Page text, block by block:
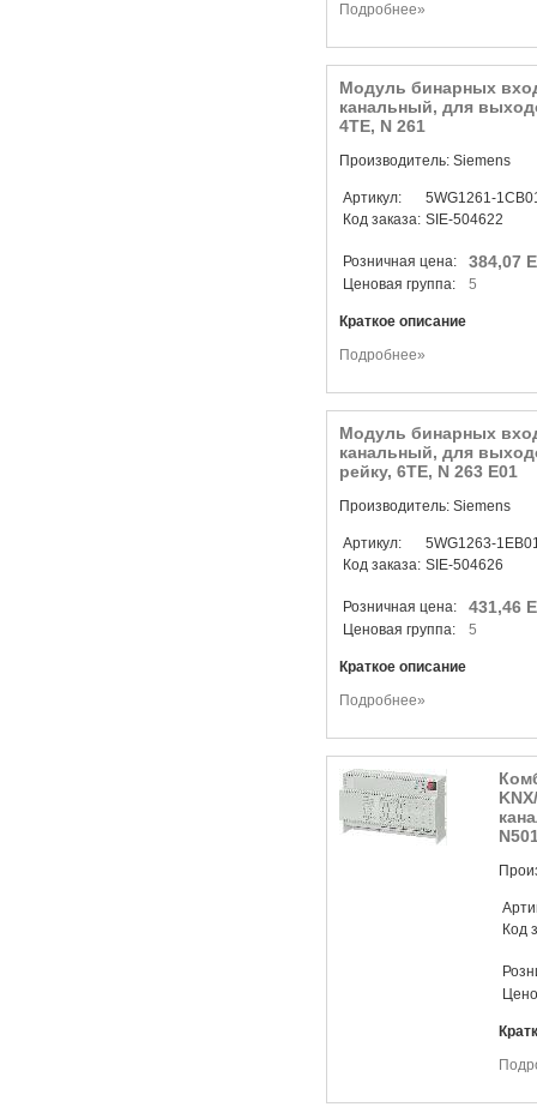
Подробнее»
Модуль бинарных
канальный, для
4TE, N 261
Производитель: Siemens
Артикул:
5WG1261-
Код заказа: SIE-504622
Розничная цена: 384,07
Ценовая группа: 5
Краткое описание
Подробнее»
Модуль бинарных
канальный, для
рейку, 6TE, N 263 E01
Производитель: Siemens
Артикул:
5WG1263-
Код заказа: SIE-504626
Розничная цена: 431,46
Ценовая группа: 5
Краткое описание
Подробнее»
Код